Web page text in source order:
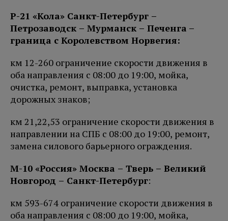
Р-21 «Кола» Санкт-Петербург –
Петрозаводск – Мурманск – Печенга –
граница с Королевством Норвегия:
км 12-260 ограничение скорости движения в
оба направления с 08:00 до 19:00, мойка,
очистка, ремонт, выправка, установка
дорожных знаков;
км 21,22,53 ограничение скорости движения в
направлении на СПБ с 08:00 до 19:00, ремонт,
замена силового барьерного ограждения.
М-10 «Россия» Москва – Тверь – Великий
Новгород – Санкт-Петербург:
км 593-674 ограничение скорости движения в
оба направления с 08:00 до 19:00, мойка,